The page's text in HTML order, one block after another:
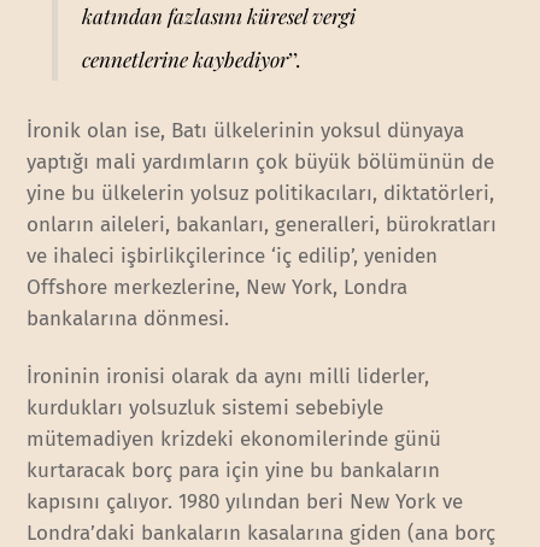
katından fazlasını küresel vergi
cennetlerine kaybediyor’’.
İronik olan ise, Batı ülkelerinin yoksul dünyaya
yaptığı mali yardımların çok büyük bölümünün de
yine bu ülkelerin yolsuz politikacıları, diktatörleri,
onların aileleri, bakanları, generalleri, bürokratları
ve ihaleci işbirlikçilerince ‘iç edilip’, yeniden
Offshore merkezlerine, New York, Londra
bankalarına dönmesi.
İroninin ironisi olarak da aynı milli liderler,
kurdukları yolsuzluk sistemi sebebiyle
mütemadiyen krizdeki ekonomilerinde günü
kurtaracak borç para için yine bu bankaların
kapısını çalıyor. 1980 yılından beri New York ve
Londra’daki bankaların kasalarına giden (ana borç